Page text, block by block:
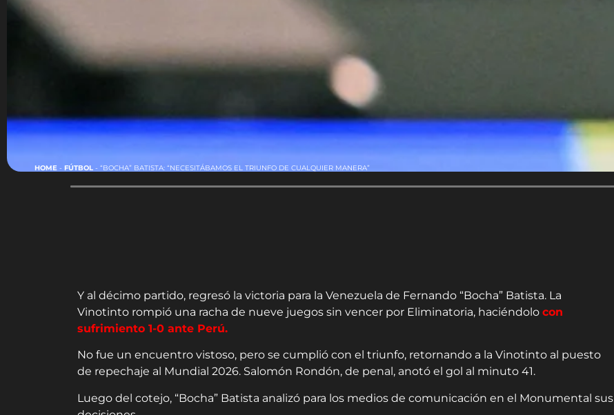
HOME- FÚTBOL- “BOCHA” BATISTA: “NECESITÁBAMOS EL TRIUNFO DE CUALQUIER MANERA”
Y al décimo partido, regresó la victoria para la Venezuela de Fernando “Bocha” Batista. La
Vinotinto rompió una racha de nueve juegos sin vencer por Eliminatoria, haciéndolo con
sufrimiento 1-0 ante Perú.
No fue un encuentro vistoso, pero se cumplió con el triunfo, retornando a la Vinotinto al puesto
de repechaje al Mundial 2026. Salomón Rondón, de penal, anotó el gol al minuto 41.
Luego del cotejo, “Bocha” Batista analizó para los medios de comunicación en el Monumental sus